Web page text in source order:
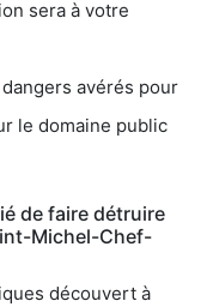
sera à votre
avérés pour
le domaine public
de faire détruire
Michel-Chef-
découvert à